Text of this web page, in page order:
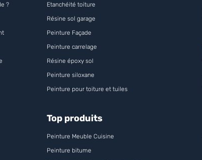
?
Etanchéité toiture
Résine sol garage
Peinture Façade
Peinture carrelage
Résine époxy sol
Peinture siloxane
Peinture pour toiture et tuiles
Top produits
Peinture Meuble Cuisine
Peinture bitume